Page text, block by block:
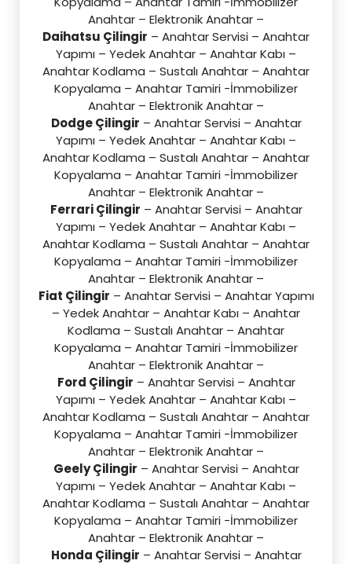
Anahtar – Elektronik Anahtar –
Daihatsu Çilingir – Anahtar Servisi – Anahtar
Yapımı – Yedek Anahtar – Anahtar Kabı –
Anahtar Kodlama – Sustalı Anahtar – Anahtar
Kopyalama – Anahtar Tamiri -İmmobilizer
Anahtar – Elektronik Anahtar –
Dodge Çilingir – Anahtar Servisi – Anahtar
Yapımı – Yedek Anahtar – Anahtar Kabı –
Anahtar Kodlama – Sustalı Anahtar – Anahtar
Kopyalama – Anahtar Tamiri -İmmobilizer
Anahtar – Elektronik Anahtar –
Ferrari Çilingir – Anahtar Servisi – Anahtar
Yapımı – Yedek Anahtar – Anahtar Kabı –
Anahtar Kodlama – Sustalı Anahtar – Anahtar
Kopyalama – Anahtar Tamiri -İmmobilizer
Anahtar – Elektronik Anahtar –
Fiat Çilingir – Anahtar Servisi – Anahtar Yapımı
– Yedek Anahtar – Anahtar Kabı – Anahtar
Kodlama – Sustalı Anahtar – Anahtar
Kopyalama – Anahtar Tamiri -İmmobilizer
Anahtar – Elektronik Anahtar –
Ford Çilingir – Anahtar Servisi – Anahtar
Yapımı – Yedek Anahtar – Anahtar Kabı –
Anahtar Kodlama – Sustalı Anahtar – Anahtar
Kopyalama – Anahtar Tamiri -İmmobilizer
Anahtar – Elektronik Anahtar –
Geely Çilingir – Anahtar Servisi – Anahtar
Yapımı – Yedek Anahtar – Anahtar Kabı –
Anahtar Kodlama – Sustalı Anahtar – Anahtar
Kopyalama – Anahtar Tamiri -İmmobilizer
Anahtar – Elektronik Anahtar –
Honda Çilingir – Anahtar Servisi – Anahtar